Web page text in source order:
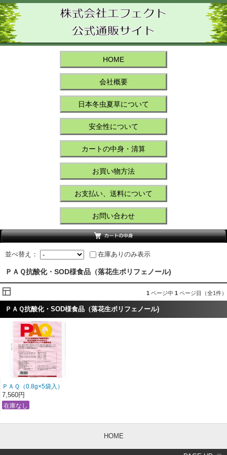
HOME
会社概要
日本冬虫夏草について
安全性について
カートの中身・清算
お買い物方法
お支払い、送料について
お問い合わせ
並べ替え： 在庫ありのみ表示
ＰＡＱ抗酸化・SOD様食品（落花生ポリフェノール)
1 ページ中 1 ページ目（全1件）
ＰＡＱ抗酸化・SOD様食品（落花生ポリフェノール)
ＰＡＱ（0.8g×5袋入）
7,560円
HOME